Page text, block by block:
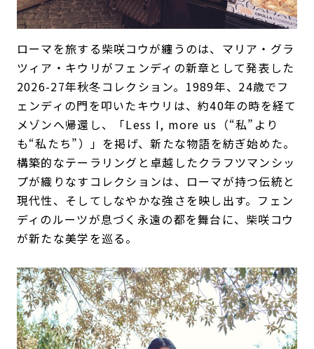
ローマを旅する柴咲コウが纏うのは、マリア・グラ
ツィア・キウリがフェンディの新章として発表した
2026-27年秋冬コレクション。1989年、24歳でフ
ェンディの門を叩いたキウリは、約40年の時を経て
メゾンへ帰還し、「Less I, more us（“私”より
も“私たち”）」を掲げ、新たな物語を紡ぎ始めた。
構築的なテーラリングと卓越したクラフツマンシッ
プが織りなすコレクションは、ローマが持つ伝統と
現代性、そしてしなやかな強さを映し出す。フェン
ディのルーツが息づく永遠の都を舞台に、柴咲コウ
が新たな美学を巡る。